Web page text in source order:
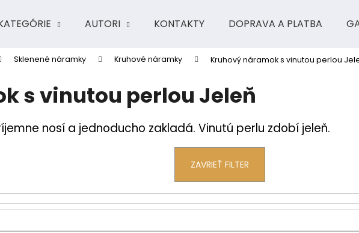
AUTORI KONTAKTY DOPRAVA A PLATBA
Sklenené náramky Kruhové náramky Kruhový náramok s vinutou perlou
s vinutou perlou Jeleň
nosí a jednoducho zakladá. Vinutú perlu zdobí jeleň.
ZAVRIEŤ FILTER
Čo potrebujete nájsť?
Odporúčame